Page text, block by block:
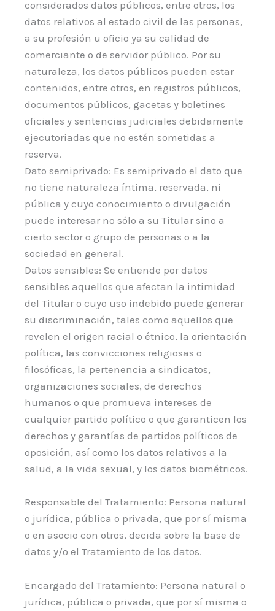
considerados datos públicos, entre otros, los
datos relativos al estado civil de las personas,
a su profesión u oficio ya su calidad de
comerciante o de servidor público. Por su
naturaleza, los datos públicos pueden estar
contenidos, entre otros, en registros públicos,
documentos públicos, gacetas y boletines
oficiales y sentencias judiciales debidamente
ejecutoriadas que no estén sometidas a
reserva.
Dato semiprivado: Es semiprivado el dato que
no tiene naturaleza íntima, reservada, ni
pública y cuyo conocimiento o divulgación
puede interesar no sólo a su Titular sino a
cierto sector o grupo de personas o a la
sociedad en general.
Datos sensibles: Se entiende por datos
sensibles aquellos que afectan la intimidad
del Titular o cuyo uso indebido puede generar
su discriminación, tales como aquellos que
revelen el origen racial o étnico, la orientación
política, las convicciones religiosas o
filosóficas, la pertenencia a sindicatos,
organizaciones sociales, de derechos
humanos o que promueva intereses de
cualquier partido político o que garanticen los
derechos y garantías de partidos políticos de
oposición, así como los datos relativos a la
salud, a la vida sexual, y los datos biométricos.
Responsable del Tratamiento: Persona natural
o jurídica, pública o privada, que por sí misma
o en asocio con otros, decida sobre la base de
datos y/o el Tratamiento de los datos.
Encargado del Tratamiento: Persona natural o
jurídica, pública o privada, que por sí misma o